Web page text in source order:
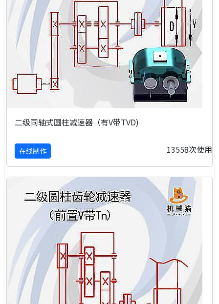
二级同轴式圆柱减速器（有V带TVD)
在线制作 13558次使用